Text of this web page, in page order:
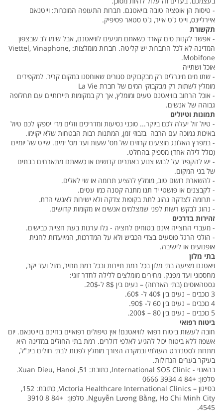
- טיסות הן אופציה טובה בויאטנם. חברות התעופה המוכרות: וייטנאם
איירליינס, וייט ג'ט אייר, ג'ט סטאר פסיפיק.
תקשורת
- אפשר לקנות סים קארד כשאתם מגיעים לוויאטנם, אבל שימו לב שבצפון
המדינה לא לכל החברות יש קליטה. חברות מומלצות: Viettel, Vinaphone,
Mobifone.
אוכל ושתייה
- שתו מים מינרלים רק מבקבוקים סגורים שאוחסנו במקום קריר. למקפידים
מומלץ לשתות רק מבקבוקי המים של חברת La Vie
- אוכל הרחוב בוויאטנם טעים ומומלץ, אך רק במקומות תיירותיים עם תחלופה
גבוהה של אנשים.
תמונות וטיולים
- טיול זול יעלה לכם ביוקר... סוכני נסיעות ומדריכים זולים מדי יספקו לכם טיול
באיכות נמוכה עם הרבה בזבוזי זמן, המתנות רבות הבטחות שלא יקוימו.
- במפרץ האלונג מוצעים קרוזים של מס' שעות ועד מס' ימים. שייט של יומיים
(כולל לילה אחד) מספיק בהחלט.
- יש להקפיד על לבוש צנוע באתרים קדושים או כשאתם מתארחים בבתים
של בני המקום.
- להשארת רושם טוב, מומלץ להציע תרומה או שי לאלים.
- לקבצנים או פושטי יד תנו מתנה קטנה כמו עטים.
- תרומה לצדקה נהוג לתת בקופות צדקה ולא ישירות לאנשי הדת.
- נהוג לבקש רשות לפני שמצלמים אנשים או מקומות קדושים.
זהירות בדרכים
- מעברי החצייה אינם בטוחים לחציה - גלו ערנות בעת חציית כבישים.
- הולכי הרגל פוסעים בצדי הכביש ולא על המדרכות, המיועדות לחנית
אופנועים או לישיבה.
בתי מלון
ויאטנם מציעה בתי מלון בכל רמת תיירות ובכל רמת מחיר, מזול ועד יקר,
מחסכוני ועד מפנק. מחירים מומלצים ללילה לחדר זוגי:
גסטהאוסים (בתי הארחה) – נעים בין 8$ ל-20$.
3 כוכבים – נעים בין 40$ ל- 60$.
4 כוכבים – נעים בין 60 ל- 90$.
5 כוכבים – נעים בין 80 – 200$.
ביטוח רפואי
חובה לעשות ביטוח רפואי לוויאטנם! אין טיפולים רפואיים בחינם בוייטנאם. יום
אשפוז ללא ביטוח יכול להגיע לאלפי דולרים. רמת בתי החולים במדינה היא
מתחת לסטנדרט העולמי ובמקרה הצורך מומלץ לפנות לבתי חולים בינ"ל,
בעיקר בערים הגדולות.
בהאנוי - International SOS Clinic, כתובת: 51, Xuan Dieu, Hanoi.
טלפון: +84 4 3934 0666
בסייגון – Victoria Healthcare International Clinics, כתובת: 152,
Nguyễn Lương Bằng, Ho Chi Minh City. טלפון: +84 8 3910
4545.